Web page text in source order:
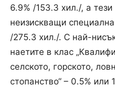
6.9% /153.3 хил./, а
неизискващи
/275.3 хил./. С най-
наетите в клас
селското, горското,
стопанство“ – 0.5% или